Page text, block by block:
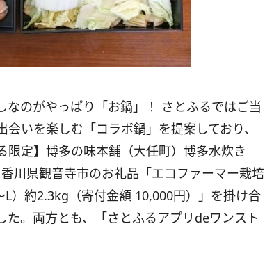
のがやっぱり「お鍋」！ さとふるではご当
いを楽しむ「コラボ鍋」を提案しており、
定】博多の味本舗（大任町）博多水炊き
川県観音寺市のお礼品「エコファーマー栽培
）約2.3kg（寄付金額 10,000円）」を掛け合
。両方とも、「さとふるアプリdeワンスト